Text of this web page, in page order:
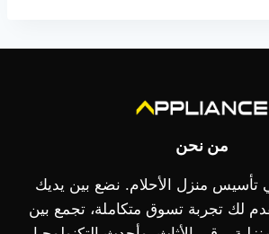
من نحن
تأسيس منزل الأحلام. نضع بين يديك
لك تجربة تسوق متكاملة، تجمع بين